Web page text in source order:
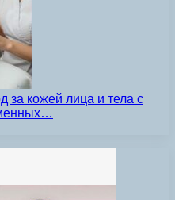
за кожей лица и тела с